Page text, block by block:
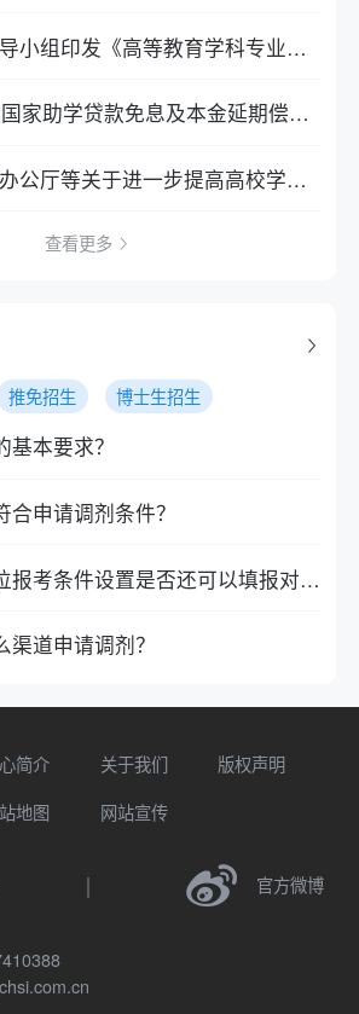
中央教育工作领导小组印发《高等教育学科专业设置调整优化行动方案（2025—2027年）》
关于做好2025年国家助学贷款免息及本金延期偿还工作的通知
国家发展改革委办公厅等关于进一步提高高校学生医疗保障质量的通知
查看更多
推免招生 博士生招生
本要求？
申请调剂条件？
不符合招生单位报考条件设置是否还可以填报对应调剂志愿？
道申请调剂？
简介 关于我们 版权声明
地图 网站宣传
官方微博